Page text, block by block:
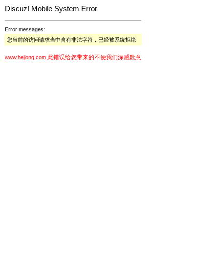
Discuz! Mobile System Error
Error messages:
您当前的访问请求当中含有非法字符，已经被系统拒绝
www.hejiong.com 此错误给您带来的不便我们深感歉意